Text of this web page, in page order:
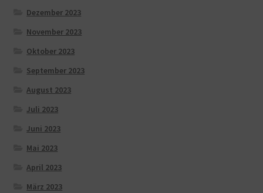
Dezember 2023
November 2023
Oktober 2023
September 2023
August 2023
Juli 2023
Juni 2023
Mai 2023
April 2023
März 2023